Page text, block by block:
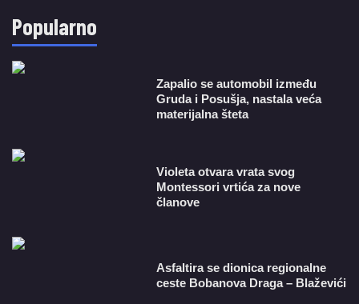
Popularno
Zapalio se automobil između
Gruda i Posušja, nastala veća
materijalna šteta
Violeta otvara vrata svog
Montessori vrtića za nove
članove
Asfaltira se dionica regionalne
ceste Bobanova Draga – Blaževići